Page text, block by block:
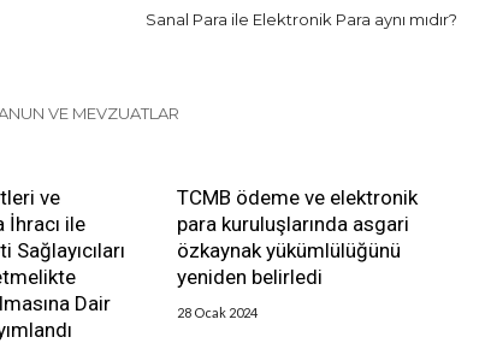
Sanal Para ile Elektronik Para aynı mıdır?
VE MEVZUATLAR
ve
İhracı ile
Dair
TCMB ödeme ve elektronik
para kuruluşlarında asgari
özkaynak yükümlülüğünü
yeniden belirledi
28 Ocak 2024